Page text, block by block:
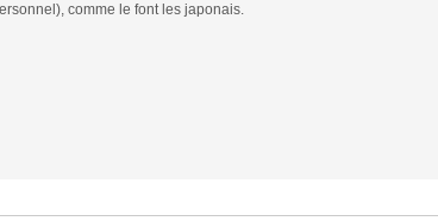
comme le font les japonais.